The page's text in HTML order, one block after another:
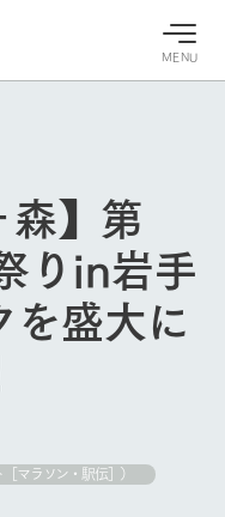
MENU
報
ン
フェ
で開
るイベ
牧場の楽
しみ方
森】第
りin岩手
盛大に
マラソン・駅伝］）